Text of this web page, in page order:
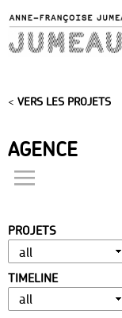
< VERS LES PROJETS
AGENCE
présentation
distinctions
publications
portfolio
contact
PROJETS
TIMELINE